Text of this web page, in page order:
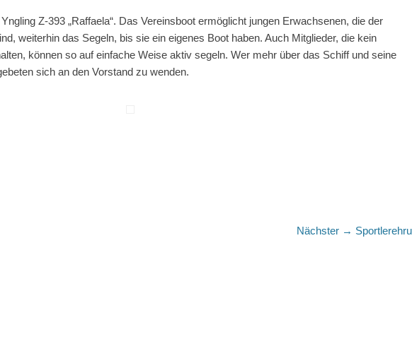
Z-393 „Raffaela“. Das Vereinsboot ermöglicht jungen Erwachsenen, die der
weiterhin das Segeln, bis sie ein eigenes Boot haben. Auch Mitglieder, die kein
können so auf einfache Weise aktiv segeln. Wer mehr über das Schiff und seine
sich an den Vorstand zu wenden.
Nächster → Nächster